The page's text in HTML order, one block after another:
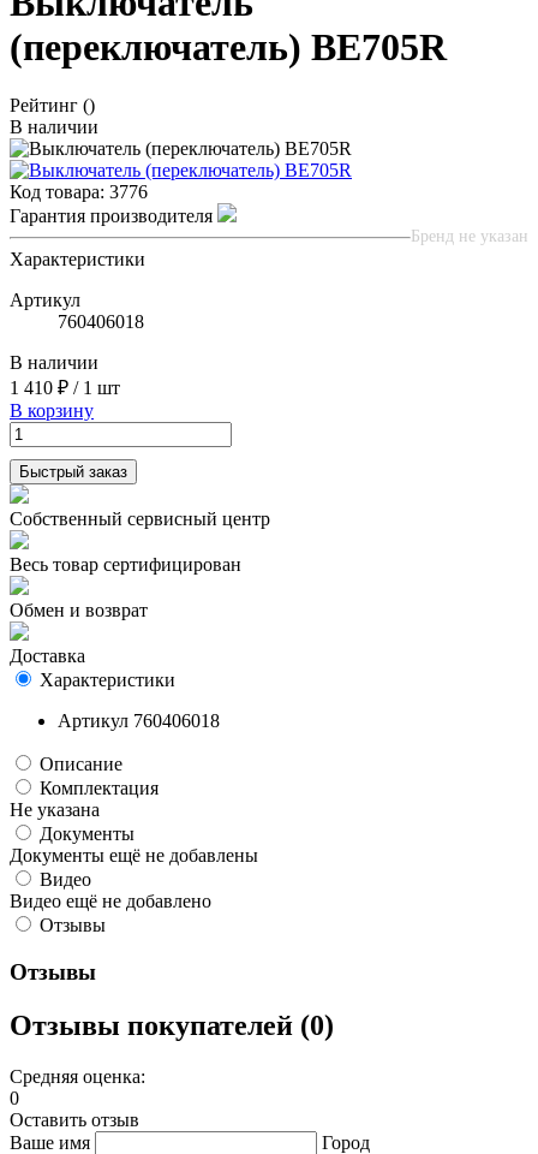
(переключатель) BE705R
Рейтинг ()
В наличии
Код товара: 3776
Гарантия производителя
Бренд не указан
Характеристики
Артикул
760406018
В наличии
1 410 ₽ / 1 шт
В корзину
Быстрый заказ
Собственный сервисный центр
Весь товар сертифицирован
Обмен и возврат
Доставка
Характеристики
Артикул 760406018
Описание
Комплектация
Не указана
Документы
Документы ещё не добавлены
Видео
Видео ещё не добавлено
Отзывы
Отзывы
Отзывы покупателей (0)
Средняя оценка:
0
Оставить отзыв
Ваше имя
Город